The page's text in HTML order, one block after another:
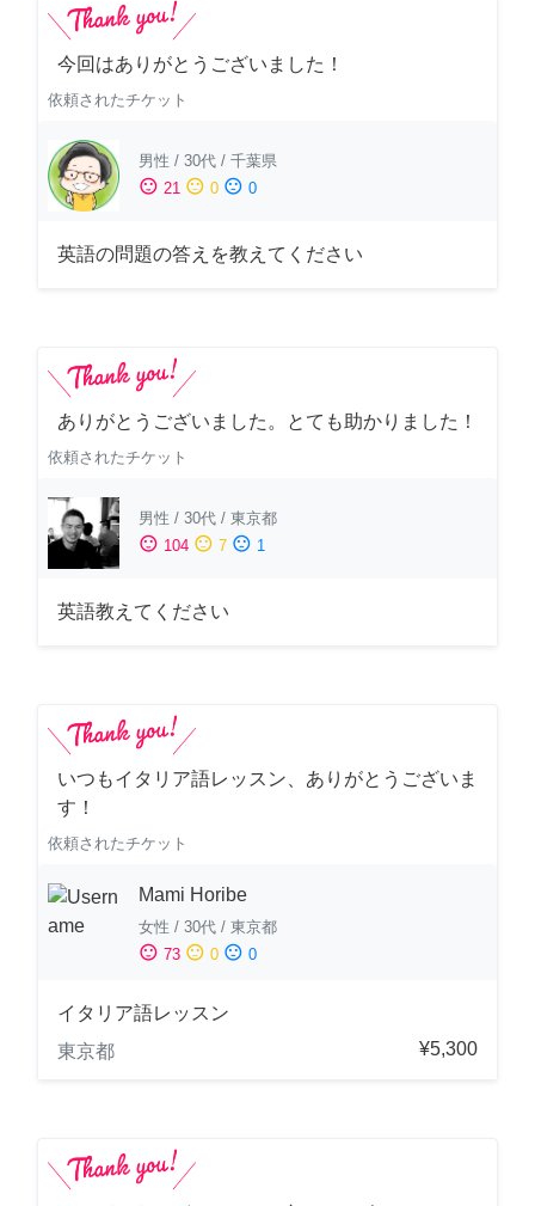
今回はありがとうございました！
依頼されたチケット
男性 / 30代 / 千葉県
sentiment_satisfied 21 sentiment_neutral 0 sentiment_dissatisfied 0
英語の問題の答えを教えてください
ありがとうございました。とても助かりました！
依頼されたチケット
男性 / 30代 / 東京都
sentiment_satisfied 104 sentiment_neutral 7 sentiment_dissatisfied 1
英語教えてください
いつもイタリア語レッスン、ありがとうございま
す！
依頼されたチケット
Mami Horibe
女性 / 30代 / 東京都
sentiment_satisfied 73 sentiment_neutral 0 sentiment_dissatisfied 0
イタリア語レッスン
東京都
¥5,300